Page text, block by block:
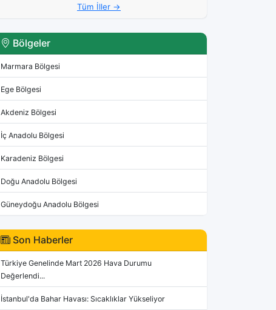
Tüm İller →
Bölgeler
Marmara Bölgesi
Ege Bölgesi
Akdeniz Bölgesi
İç Anadolu Bölgesi
Karadeniz Bölgesi
Doğu Anadolu Bölgesi
Güneydoğu Anadolu Bölgesi
Son Haberler
Türkiye Genelinde Mart 2026 Hava Durumu
Değerlendi...
İstanbul'da Bahar Havası: Sıcaklıklar Yükseliyor